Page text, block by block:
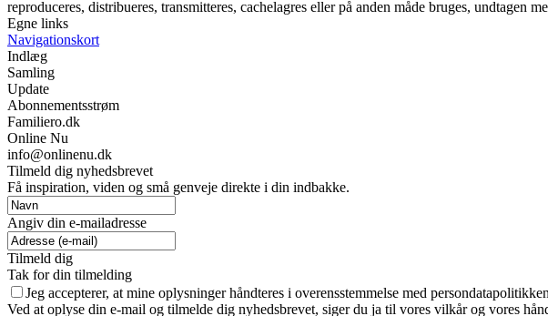
reproduceres, distribueres, transmitteres, cachelagres eller på anden måde bruges, undtagen
Egne links
Navigationskort
Indlæg
Samling
Update
Abonnementsstrøm
Familiero.dk
Online Nu
info@onlinenu.dk
Tilmeld dig nyhedsbrevet
Få inspiration, viden og små genveje direkte i din indbakke.
Angiv din e-mailadresse
Tilmeld dig
Tak for din tilmelding
Jeg accepterer, at mine oplysninger håndteres i overensstemmelse med
Ved at oplyse din e-mail og tilmelde dig nyhedsbrevet, siger du ja til vores vilkår og vores